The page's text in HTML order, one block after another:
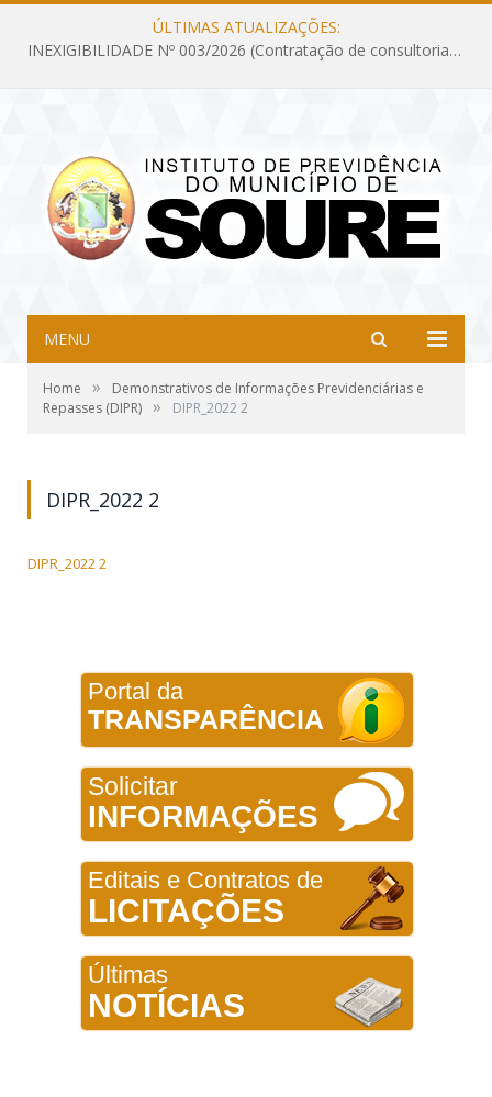
ÚLTIMAS ATUALIZAÇÕES:
INEXIGIBILIDADE Nº 003/2026 (Contratação de consultoria previdenciária com finalidade de obtenção do CRP, confecção dos demonstrativos previdenciários DAIR, DIPR e DPIN, preparar e alimentar o CADPREV, em atendimento às demandas do Instituto de Previdência dos Servidores do Município de Soure – IPSMS, por um período de 10 (dez) meses)
MENU
Home »
Demonstrativos de Informações Previdenciárias e
Repasses (DIPR) » DIPR_2022 2
DIPR_2022 2
DIPR_2022 2
Portal da
TRANSPARÊNCIA
Solicitar
INFORMAÇÕES
Editais e Contratos de
LICITAÇÕES
Últimas
NOTÍCIAS